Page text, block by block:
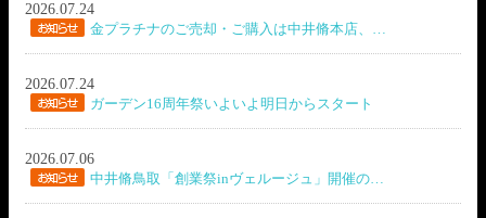
2026.07.24
金プラチナのご売却・ご購入は中井脩本店、…
2026.07.24
ガーデン16周年祭いよいよ明日からスタート
2026.07.06
中井脩鳥取「創業祭inヴェルージュ」開催の…